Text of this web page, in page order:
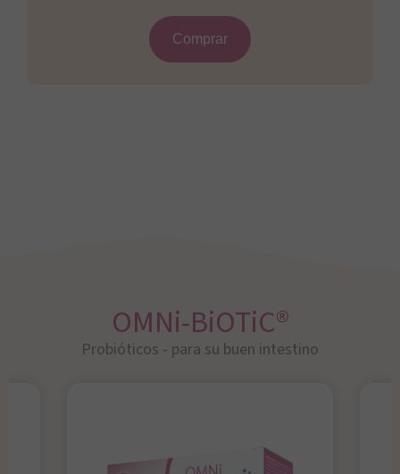
Comprar
OMNi-BiOTiC®
Probióticos - para su buen intestino